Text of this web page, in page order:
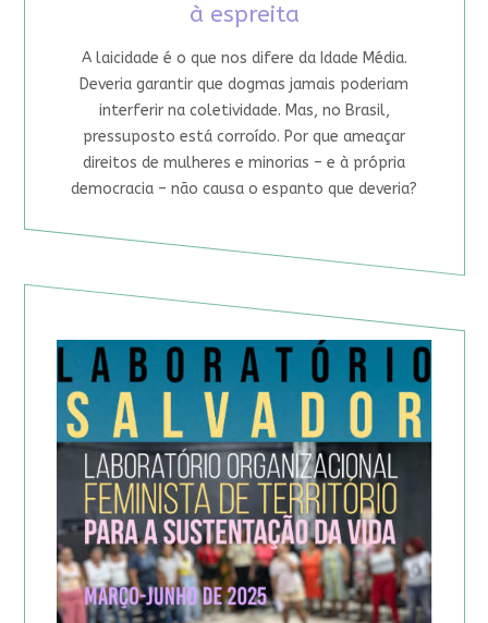
à espreita
A laicidade é o que nos difere da Idade Média.
Deveria garantir que dogmas jamais poderiam
interferir na coletividade. Mas, no Brasil,
pressuposto está corroído. Por que ameaçar
direitos de mulheres e minorias – e à própria
democracia – não causa o espanto que deveria?